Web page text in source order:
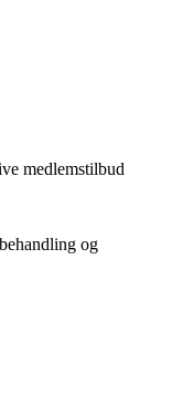
medlemstilbud
og